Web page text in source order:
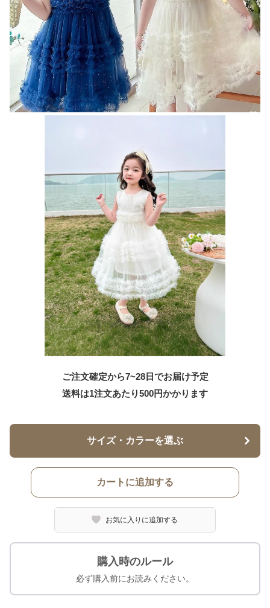
ご注文確定から7~28日でお届け予定
送料は1注文あたり500円かかります
サイズ・カラーを選ぶ
カートに追加する
お気に入りに追加する
購入時のルール
必ず購入前にお読みください。